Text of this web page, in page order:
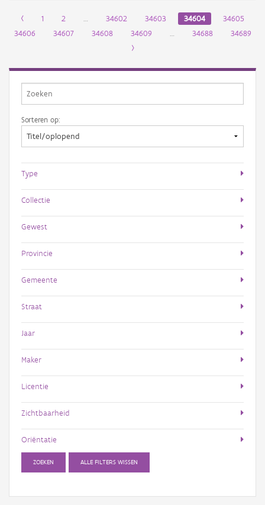
‹ 1 2 … 34602 34603 34604
34605
34606
34607 34608 34609 … 34688
34689
›
Sorteren op:
Type
Collectie
Gewest
Provincie
Gemeente
Straat
Jaar
Maker
Licentie
Zichtbaarheid
Oriëntatie
ZOEKEN ALLE FILTERS WISSEN